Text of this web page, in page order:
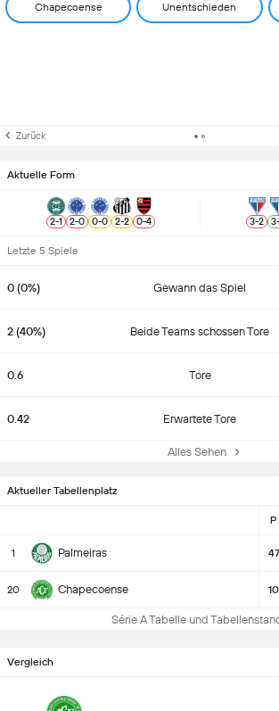
Chapecoense Unentschieden
Zurück
Aktuelle Form
2-1 2-0 0-0 2-2 0-4 3-2 3
Letzte 5 Spiele
0 (0%) Gewann das Spiel
2 (40%) Beide Teams schossen Tore
0.6 Tore
0.42 Erwartete Tore
Alles Sehen
Aktueller Tabellenplatz
P
1 Palmeiras 47
20 Chapecoense 10
Série A Tabelle und
Vergleich